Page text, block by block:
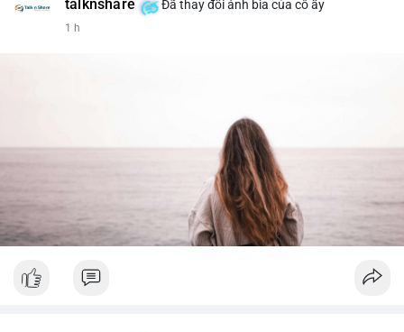
talknshare Đã thay đổi ảnh bìa của cô ấy
1 h